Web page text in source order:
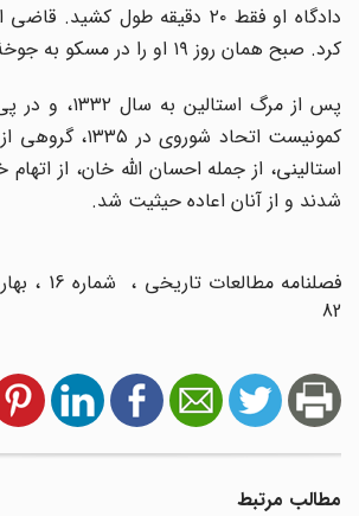
دادگاه او فقط ۲۰ دقیقه طول کشید.
کرد. صبح همان روز ۱۹ او را در مسکو به جوخهٔ اعدام سپردند.
پس از مرگ استالین
کمونیست اتحاد شوروی
استالینی، از جمله احسان اللّه خان، از اتهام
شدند و از آنان اعاده حیثیت شد.
82
مطالب مرتبط